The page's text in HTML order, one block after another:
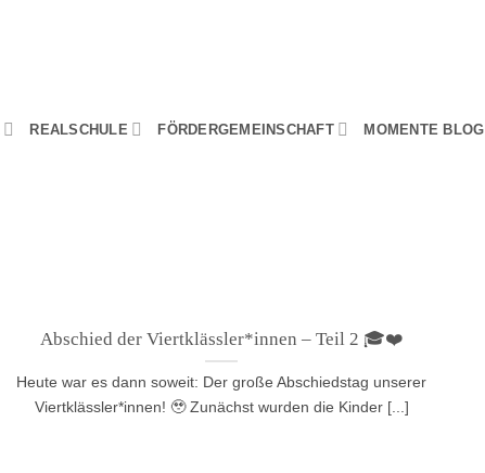
REALSCHULE FÖRDERGEMEINSCHAFT MOMENTE BLOG
Abschied der Viertklässler*innen – Teil 2 🎓❤️
Heute war es dann soweit: Der große Abschiedstag unserer
Viertklässler*innen! 🥹 Zunächst wurden die Kinder [...]